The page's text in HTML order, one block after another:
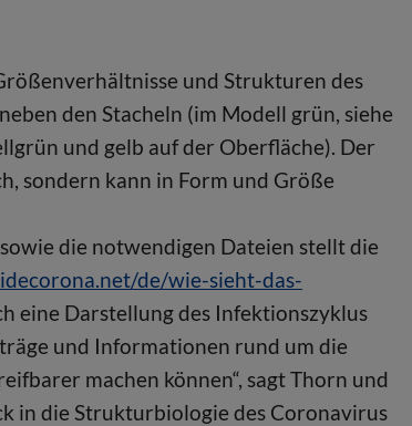
und Strukturen des
den Stacheln (im Modell grün, siehe
und gelb auf der Oberfläche). Der
sondern kann in Form und Größe
die notwendigen Dateien stellt die
de/wie-sieht-das-
eine Darstellung des Infektionszyklus
und Informationen rund um die
machen können“, sagt Thorn und
in die Strukturbiologie des Coronavirus